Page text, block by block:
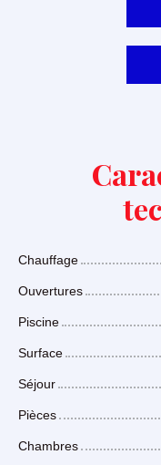
Chauffage
Ouvertures
Piscine
Surface
Séjour
Pièces
Chambres